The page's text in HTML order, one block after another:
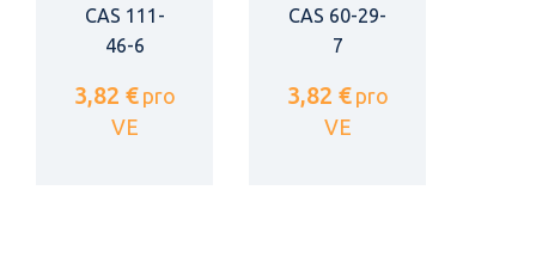
CAS 111-
46-6
3,82 € pro
VE
CAS 60-29-
7
3,82 € pro
VE